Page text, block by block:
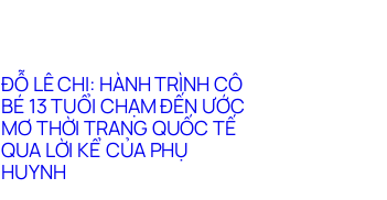
ĐỖ LÊ CHI: HÀNH TRÌNH CÔ
BÉ 13 TUỔI CHẠM ĐẾN ƯỚC
MƠ THỜI TRANG QUỐC TẾ
QUA LỜI KỂ CỦA PHỤ
HUYNH